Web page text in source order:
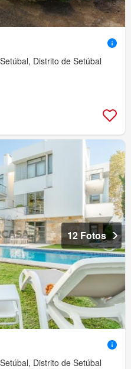
Distrito de Setúbal
12 Fotos
Distrito de Setúbal